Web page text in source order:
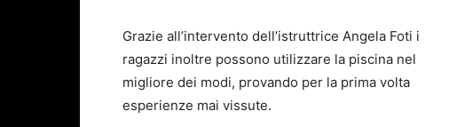
Grazie all’intervento dell’istruttrice Angela Foti i
ragazzi inoltre possono utilizzare la piscina nel
migliore dei modi, provando per la prima volta
esperienze mai vissute.